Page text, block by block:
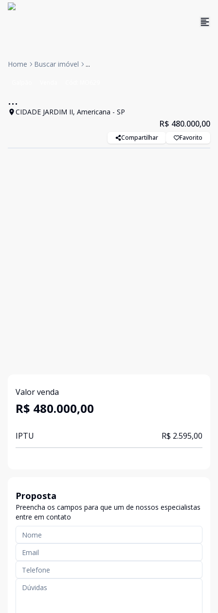
Home Buscar imóvel ...
...
CIDADE JARDIM II, Americana - SP
R$ 480.000,00
Compartilhar Favorito
Valor venda
R$ 480.000,00
IPTU R$ 2.595,00
Proposta
Preencha os campos para que um de nossos especialistas
entre em contato